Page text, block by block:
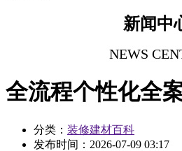
新闻中
NEWS
全流程个性化全
分类： 装修建材百科
发布时间： 2026-07-09 03:17